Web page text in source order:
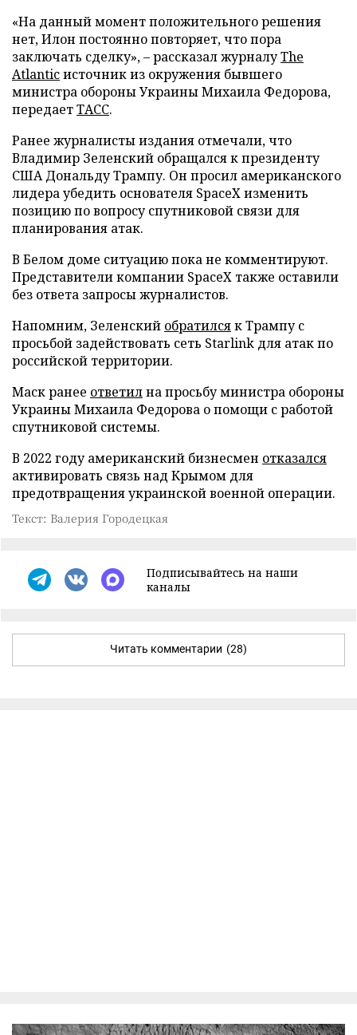
«На данный момент положительного решения
нет, Илон постоянно повторяет, что пора
заключать сделку», – рассказал журналуThe
Atlanticисточник из окружения бывшего
министра обороны Украины Михаила Федорова,
передаетТАСС.
Ранее журналисты издания отмечали, что
Владимир Зеленский обращался к президенту
США Дональду Трампу. Он просил американского
лидера убедить основателя SpaceX изменить
позицию по вопросу спутниковой связи для
планирования атак.
В Белом доме ситуацию пока не комментируют.
Представители компании SpaceX также оставили
без ответа запросы журналистов.
Напомним, Зеленский обратилсяк Трампу с
просьбой задействовать сеть Starlink для атак по
российской территории.
Маск ранее ответилна просьбу министра обороны
Украины Михаила Федорова о помощи с работой
спутниковой системы.
В 2022 году американский бизнесмен отказался
активировать связь над Крымом для
предотвращения украинской военной операции.
Текст: Валерия Городецкая
Подписывайтесь на наши
каналы
Читать комментарии (28)